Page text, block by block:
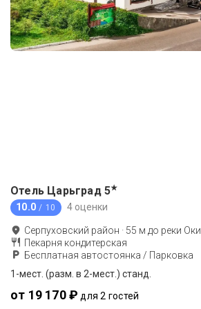
Отель Царьград 5★
10.0 / 10 4 оценки
Серпуховский район · 55 м до реки Оки
Пекарня кондитерская
Бесплатная автостоянка / Парковка
1-мест. (разм. в 2-мест.) станд.
от 19 170 ₽ для 2 гостей